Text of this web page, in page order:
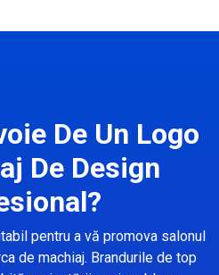
De Un Logo
De Design
pentru a vă promova salonul
de machiaj. Brandurile de top